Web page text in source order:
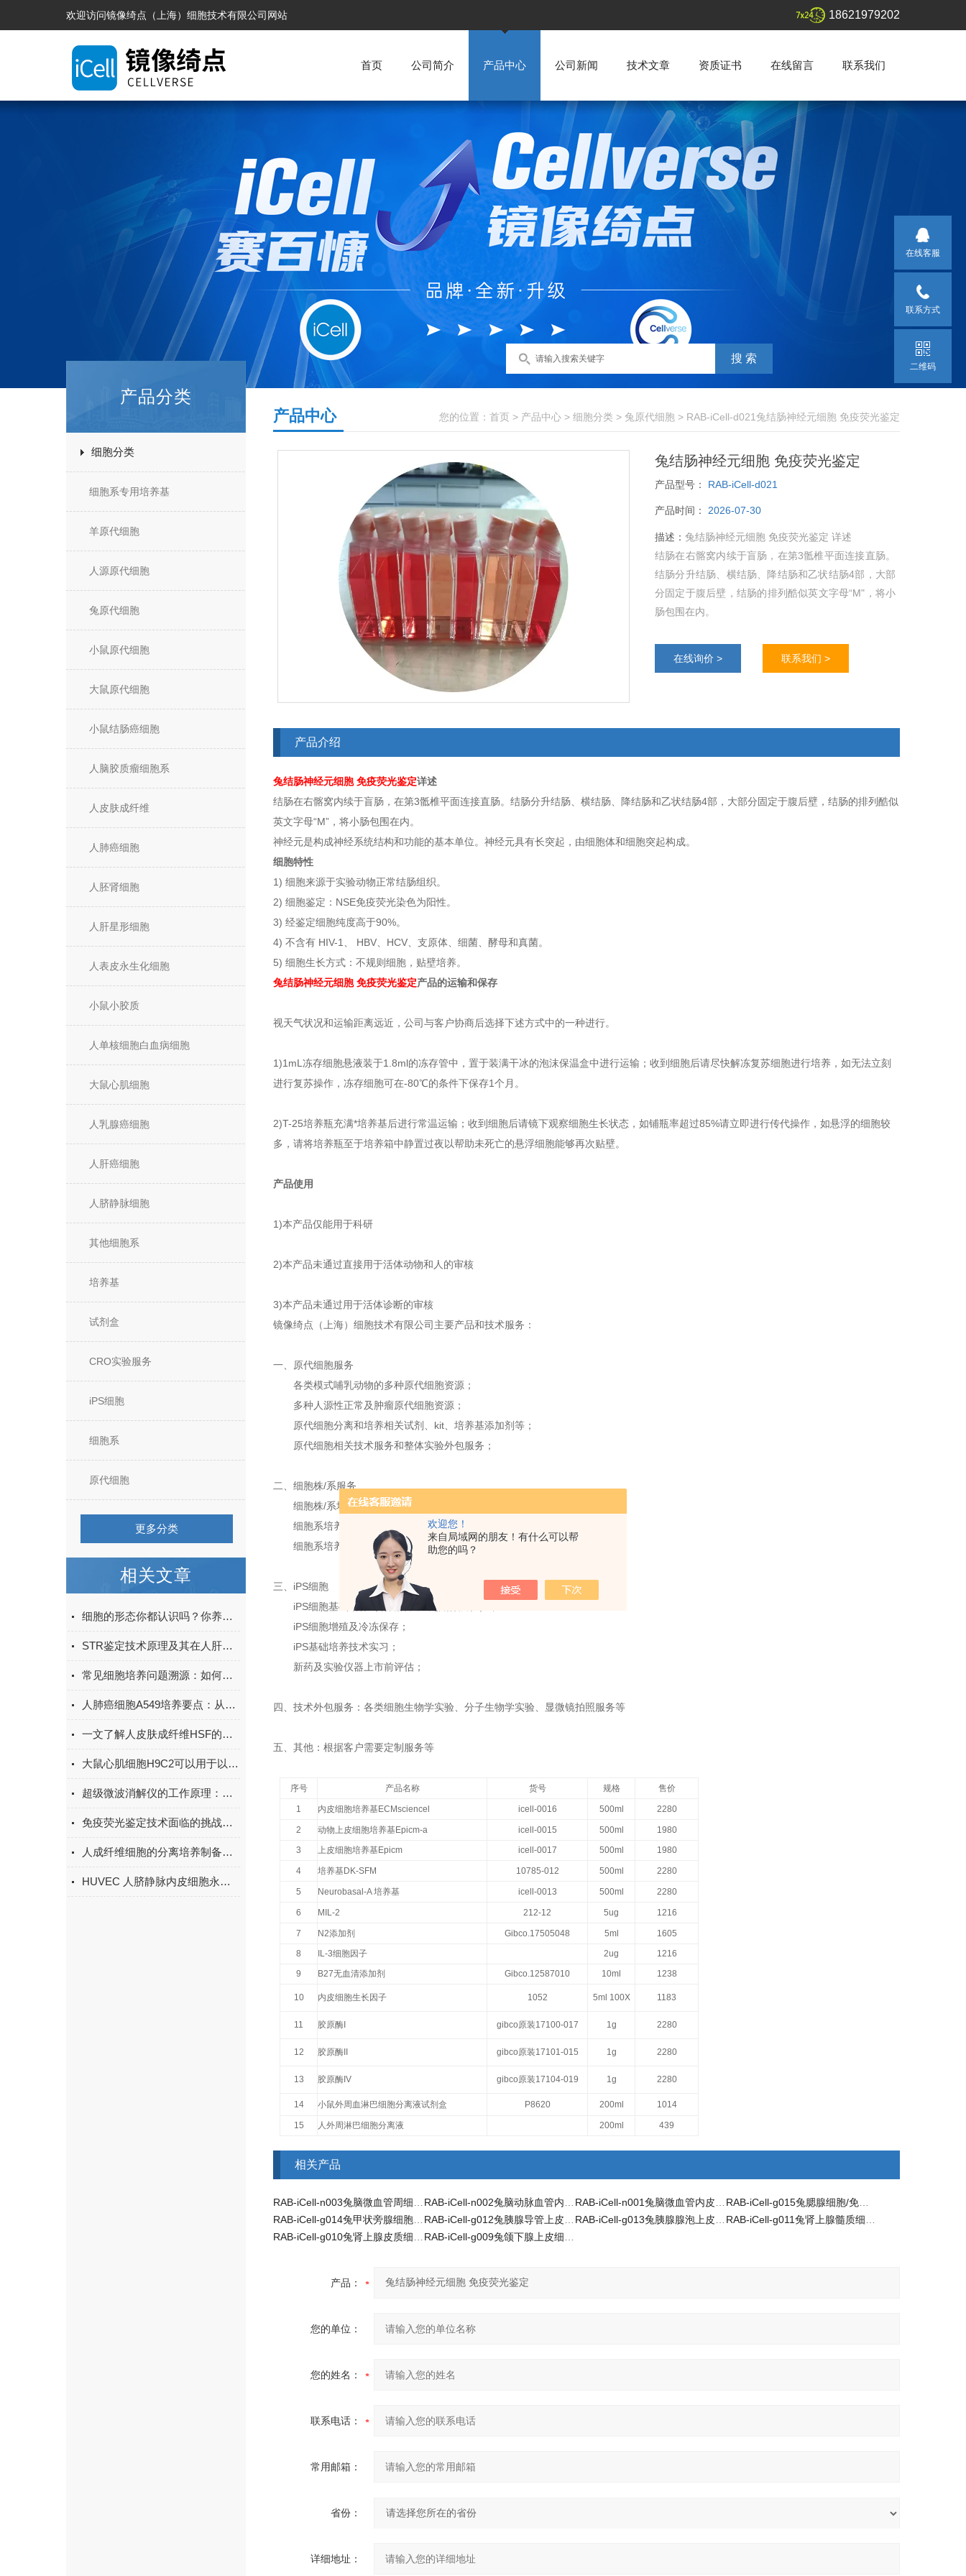
欢迎您！
来自局域网的朋友！有什么可以帮
助您的吗？
欢迎访问镜像绮点（上海）细胞技术有限公司网站 18621979202
首页 公司简介 产品中心 公司新闻 技术文章 资质证书 在线留言 联系我们
产品分类
细胞分类
细胞系专用培养基
羊原代细胞
人源原代细胞
兔原代细胞
小鼠原代细胞
大鼠原代细胞
小鼠结肠癌细胞
人脑胶质瘤细胞系
人皮肤成纤维
人肺癌细胞
人胚肾细胞
人肝星形细胞
人表皮永生化细胞
小鼠小胶质
人单核细胞白血病细胞
大鼠心肌细胞
人乳腺癌细胞
人肝癌细胞
人脐静脉细胞
其他细胞系
培养基
试剂盒
CRO实验服务
iPS细胞
细胞系
原代细胞
更多分类
相关文章
细胞的形态你都认识吗？你养过哪些奇葩的细胞形态？
STR鉴定技术原理及其在人肝癌细胞中的应用
常见细胞培养问题溯源：如何判断是培养基问题？
人肺癌细胞A549培养要点：从环境控制到操作规范​
一文了解人皮肤成纤维HSF的细胞形态
大鼠心肌细胞H9C2可以用于以下心血管疾病研究领域
超级微波消解仪的工作原理：高温高压如何实现样品快速分解？
免疫荧光鉴定技术面临的挑战与应对策略
人成纤维细胞的分离培养制备方式
HUVEC 人脐静脉内皮细胞永生化参考文献
您的位置： 首页 > 产品中心 > 细胞分类 > 兔原代细胞 > RAB-iCell-d021兔结肠神经元细胞 免疫荧光鉴定
产品中心
兔结肠神经元细胞 免疫荧光鉴定
产品型号： RAB-iCell-d021
产品时间： 2026-07-30
描述： 兔结肠神经元细胞 免疫荧光鉴定 详述
结肠在右髂窝内续于盲肠，在第3骶椎平面连接直肠。
结肠分升结肠、横结肠、降结肠和乙状结肠4部，大部
分固定于腹后壁，结肠的排列酷似英文字母“M"，将小
肠包围在内。
在线询价 >
联系我们 >
产品介绍
兔结肠神经元细胞 免疫荧光鉴定详述
结肠在右髂窝内续于盲肠，在第3骶椎平面连接直肠。结肠分升结肠、横结肠、降结肠和乙状结肠4部，大部分固定于腹后壁，结肠的排列酷似
英文字母“M”，将小肠包围在内。
神经元是构成神经系统结构和功能的基本单位。神经元具有长突起，由细胞体和细胞突起构成。
细胞特性
1) 细胞来源于实验动物正常结肠组织。
2) 细胞鉴定：NSE免疫荧光染色为阳性。
3) 经鉴定细胞纯度高于90%。
4) 不含有 HIV-1、 HBV、HCV、支原体、细菌、酵母和真菌。
5) 细胞生长方式：不规则细胞，贴壁培养。
兔结肠神经元细胞免疫荧光鉴定产品的运输和保存
视天气状况和运输距离远近，公司与客户协商后选择下述方式中的一种进行。
1)1mL冻存细胞悬液装于1.8ml的冻存管中，置于装满干冰的泡沫保温盒中进行运输；收到细胞后请尽快解冻复苏细胞进行培养，如无法立刻
进行复苏操作，冻存细胞可在-80℃的条件下保存1个月。
2)T-25培养瓶充满*培养基后进行常温运输；收到细胞后请镜下观察细胞生长状态，如铺瓶率超过85%请立即进行传代操作，如悬浮的细胞较
多，请将培养瓶至于培养箱中静置过夜以帮助未死亡的悬浮细胞能够再次贴壁。
产品使用
1)本产品仅能用于科研
2)本产品未通过直接用于活体动物和人的审核
3)本产品未通过用于活体诊断的审核
镜像绮点（上海）细胞技术有限公司主要产品和技术服务：
一、原代细胞服务
各类模式哺乳动物的多种原代细胞资源；
多种人源性正常及肿瘤原代细胞资源；
原代细胞分离和培养相关试剂、kit、培养基添加剂等；
原代细胞相关技术服务和整体实验外包服务；
二、细胞株/系服务
细胞株/系培养、增殖、冻存和相关说明书；
细胞系培养过程的技术指导；
细胞系培养基、添加剂、血清及相关生长因子、试剂等；
三、iPS细胞
iPS细胞基础培养（有滋养层or无滋养层在）；
iPS细胞增殖及冷冻保存；
iPS基础培养技术实习；
新药及实验仪器上市前评估；
四、技术外包服务：各类细胞生物学实验、分子生物学实验、显微镜拍照服务等
五、其他：根据客户需要定制服务等
序号 产品名称 货号 规格 售价
1 内皮细胞培养基ECMsciencel icell-0016 500ml 2280
2 动物上皮细胞培养基Epicm-a icell-0015 500ml
1980
3
上皮细胞培养基Epicm icell-0017 500ml 1980
4 培养基DK-SFM 10785-012 500ml 2280
5 Neurobasal-A 培养基 icell-0013 500ml 2280
6 MIL-2 212-12 5ug 1216
7 N2添加剂 Gibco.17505048 5ml
1605
8
IL-3细胞因子 2ug
1216
9
B27无血清添加剂 Gibco.12587010 10ml 1238
10 内皮细胞生长因子 1052 5ml 100X 1183
11 胶原酶I gibco原装17100-017 1g 2280
12 胶原酶II gibco原装17101-015 1g 2280
13 胶原酶IV gibco原装17104-019 1g 2280
14 小鼠外周血淋巴细胞分离液试剂盒 P8620 200ml 1014
15 人外周淋巴细胞分离液 200ml 439
相关产品
产品：
您的单位：
您的姓名：
联系电话：
常用邮箱：
省份：
详细地址：
在线客服
联系方式
二维码